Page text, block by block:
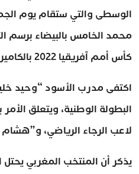
الوسطى والتي ستقام يوم
محمد الخامس بالبيضاء برسم
كأس أمم آفريقيا 2022 بالكاميرون.
اكتفى مدرب الأسود “وحيد
البطولة الوطنية، ويتعلق
لاعب الرجاء الرياضي،
يذكر أن المنتخب المغربي يحتل